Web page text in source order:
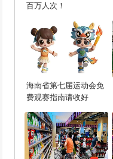
百万人次！
海南省第七届运动会免
费观赛指南请收好